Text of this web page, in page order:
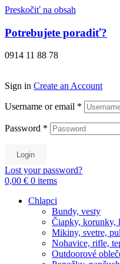
Preskočiť na obsah
Potrebujete poradiť?
0914 11 88 78
Sign in Create an Account
Username or email *
Password *
Login
Lost your password?
0,00 € 0 items
Chlapci
Bundy, vesty
Čiapky, korunky,
Mikiny, svetre,
Nohavice, rifle,
Outdoorové